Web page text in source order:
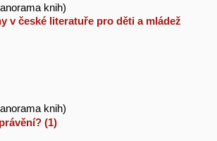
knih)
v české literatuře pro děti a mládež
knih)
(1)